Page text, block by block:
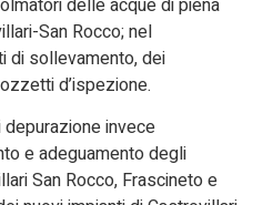
San Rocco; nel
di sollevamento, dei
d’ispezione.
invece
e adeguamento degli
San Rocco, Frascineto e